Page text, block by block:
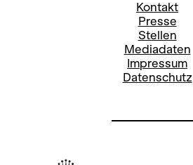
Kontakt
Presse
Stellen
Mediadaten
Impressum
Datenschutz